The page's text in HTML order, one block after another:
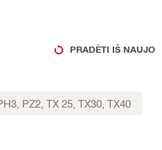
PRADĖTI IŠ NAUJO
PZ2, TX 25, TX30, TX40